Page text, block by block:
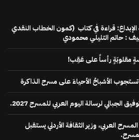
قراءة في كتاب (كمون الخطاب النقدي
: حاتم التليلي محمودي
رأساً على عَقِب!
الأشباحُ الأحياءَ على مسرح الذاكرة
الجبالي لرسالة اليوم العربي للمسرح 2027.
العربي، وزير الثقافة الأردني يستقبل